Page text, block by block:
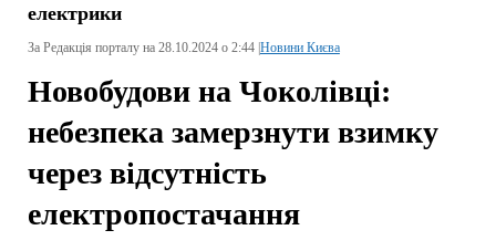
електрики
За Редакція порталу на 28.10.2024 о 2:44 |Новини Києва
Новобудови на Чоколівці:
небезпека замерзнути взимку
через відсутність
електропостачання